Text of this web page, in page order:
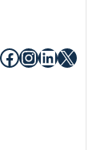
Facebook
X